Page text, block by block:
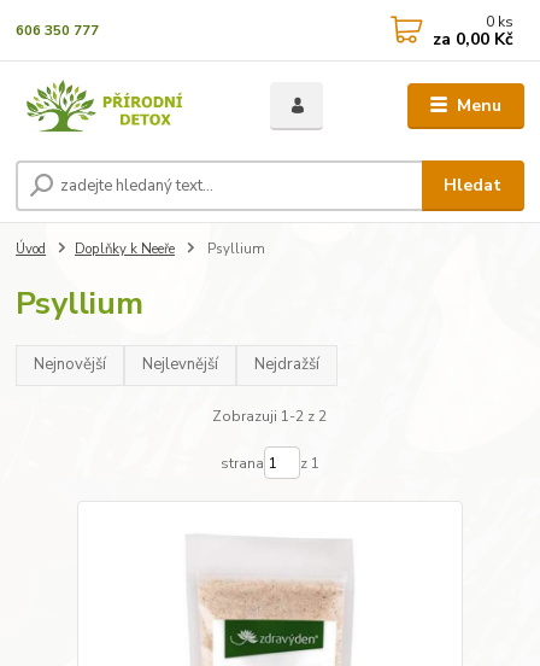
Menu
Hledat
606 350 777 0 ks
za 0,00 Kč
Úvod Doplňky k Neeře Psyllium
Psyllium
Nejnovější Nejlevnější Nejdražší
Zobrazuji 1-2 z 2
strana z 1